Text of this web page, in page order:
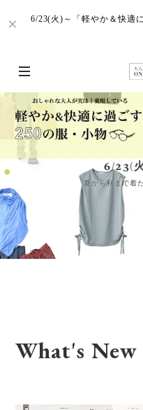
6/23(火)～「軽やか＆快適
6/23(
夏から秋まで着
What's New